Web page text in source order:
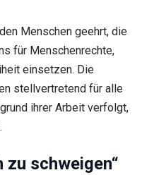
Menschen geehrt, die
für Menschenrechte,
einsetzen. Die
stellvertretend für alle
ihrer Arbeit verfolgt,
zu schweigen“